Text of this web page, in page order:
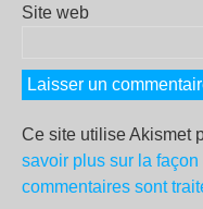
Site web
Ce site utilise Akismet
savoir plus sur la
commentaires sont